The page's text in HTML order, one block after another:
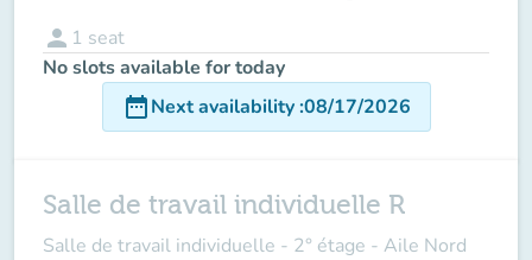
person 1 seat
No slots available for today
date_rangeNext availability:08/17/2026
Salle de travail individuelle R
Salle de travail individuelle - 2° étage - Aile Nord